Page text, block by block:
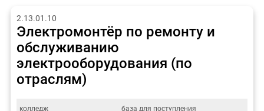
2.13.01.10
Электромонтёр по ремонту и
обслуживанию
электрооборудования (по
отраслям)